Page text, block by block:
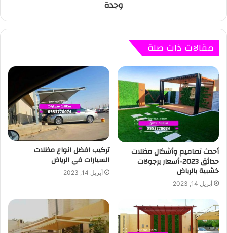
وجدة
مقالات ذات صلة
أحدث تصاميم وأشكال مظلات
حدائق 2023-أسعار برجولات
خشبية بالرياض
أبريل 14, 2023
تركيب افضل انواع مظلات
السيارات في الرياض
أبريل 14, 2023